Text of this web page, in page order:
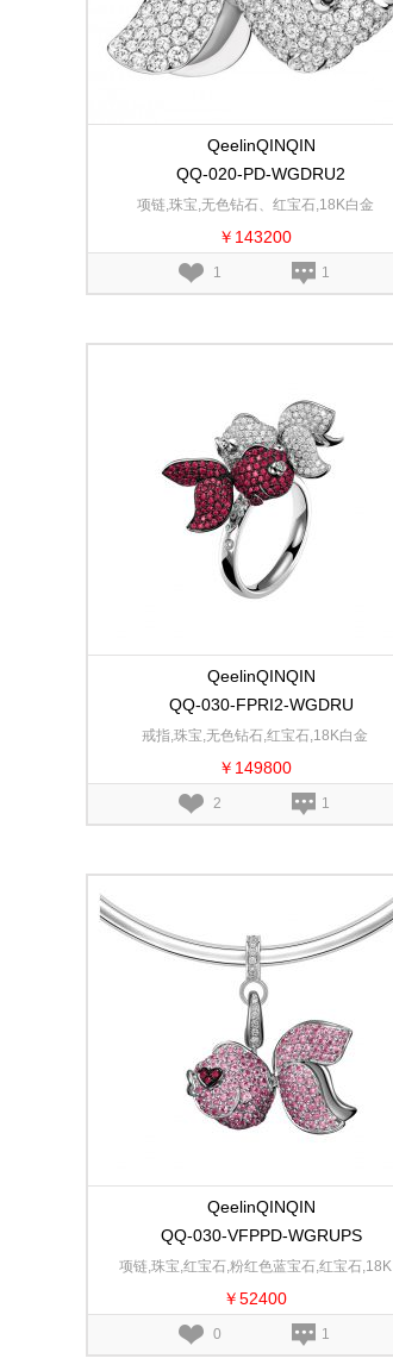
QeelinQINQIN
QQ-020-PD-WGDRU2
项链,珠宝,无色钻石、红宝石,18K白金
￥143200
1 1
QeelinQINQIN
QQ-030-FPRI2-WGDRU
戒指,珠宝,无色钻石,红宝石,18K白金
￥149800
2 1
QeelinQINQIN
QQ-030-VFPPD-WGRUPS
项链,珠宝,红宝石,粉红色蓝宝石,红宝石,18K
白金
￥52400
0 1